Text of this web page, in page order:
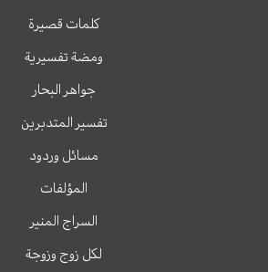
كلمات قصيرة
ومضة تفسيرية
جواهر البحار
تفسير المتدبرين
مسائل وردود
المؤلفات
السراج المنير
لكل زوج وزوجة